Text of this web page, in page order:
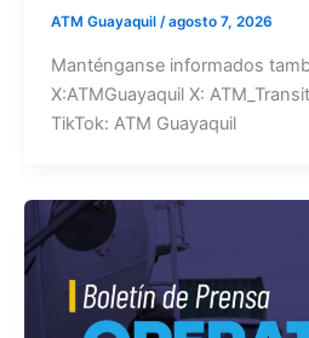
ATM Guayaquil /agosto 7, 2026
Manténganse informados
X:ATMGuayaquil X:
TikTok: ATM Guayaquil